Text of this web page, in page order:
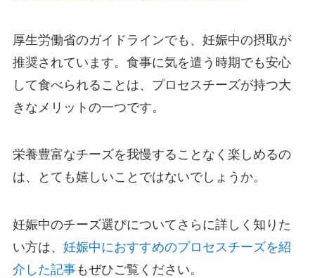
厚生労働省のガイドラインでも、妊娠中の摂取が
推奨されています。食事に気を遣う時期でも安心
して食べられることは、プロセスチーズが持つ大
きなメリットの一つです。
栄養豊富なチーズを我慢することなく楽しめるの
は、とても嬉しいことではないでしょうか。
妊娠中のチーズ選びについてさらに詳しく知りた
い方は、 妊娠中におすすめのプロセスチーズを紹
介した記事もぜひご覧ください。